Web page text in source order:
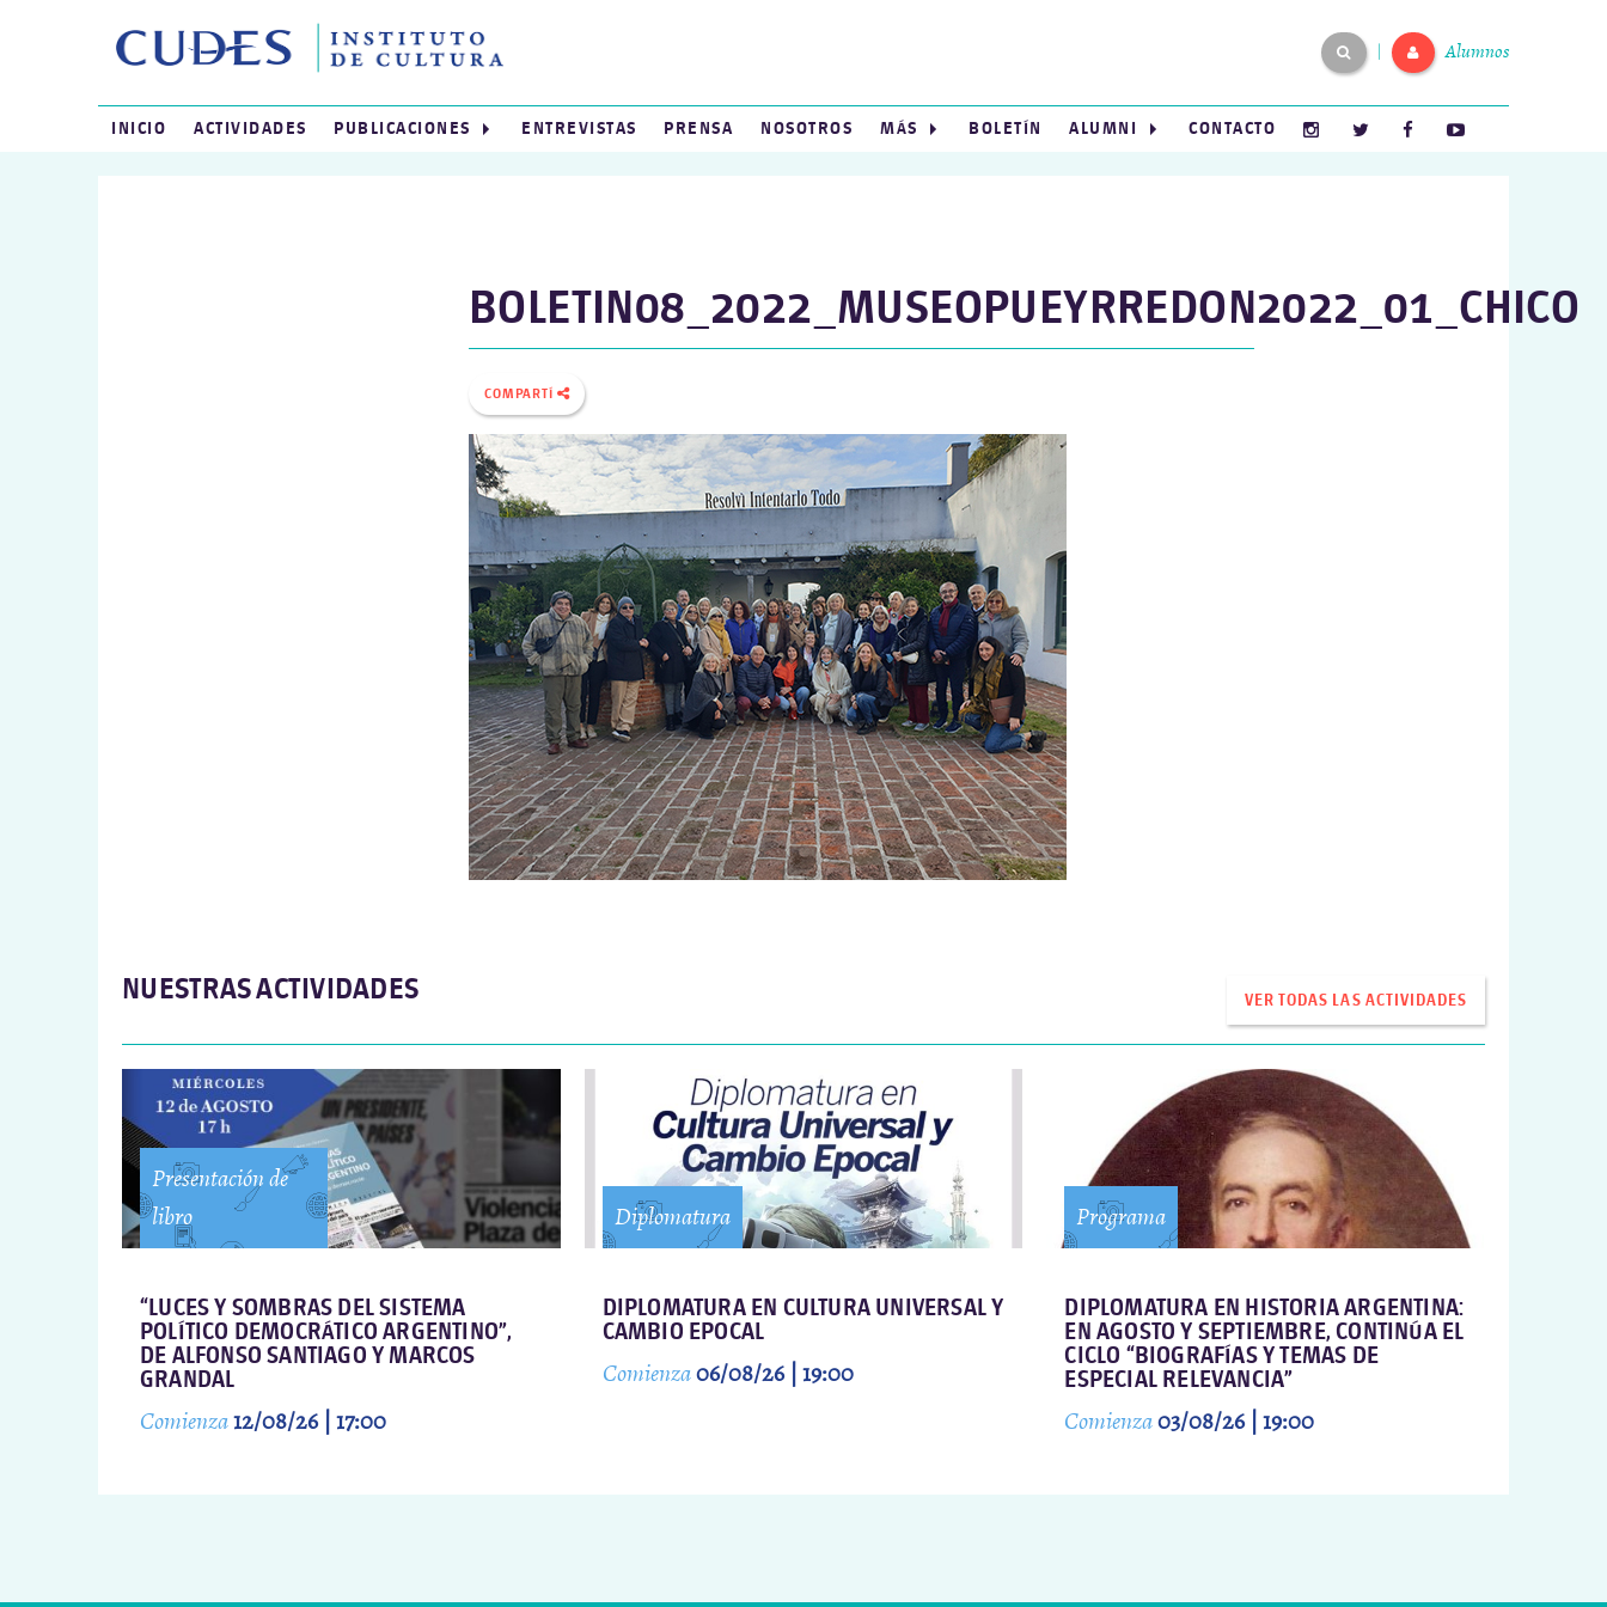
Alumnos
INICIO ACTIVIDADES PUBLICACIONES ENTREVISTAS PRENSA NOSOTROS MÁS BOLETÍN ALUMNI CONTACTO
BOLETIN08_2022_MUSEOPUEYRREDON2022_01_CHICO
COMPARTÍ
NUESTRAS ACTIVIDADES VER TODAS LAS ACTIVIDADES
Presentación de
libro
“LUCES Y SOMBRAS DEL SISTEMA
POLÍTICO DEMOCRÁTICO ARGENTINO”,
DE ALFONSO SANTIAGO Y MARCOS
GRANDAL
Comienza12/08/26 | 17:00
Diplomatura
DIPLOMATURA EN CULTURA UNIVERSAL Y
CAMBIO EPOCAL
Comienza06/08/26 | 19:00
Programa
DIPLOMATURA EN HISTORIA ARGENTINA:
EN AGOSTO Y SEPTIEMBRE, CONTINÚA EL
CICLO “BIOGRAFÍAS Y TEMAS DE
ESPECIAL RELEVANCIA”
Comienza03/08/26 | 19:00